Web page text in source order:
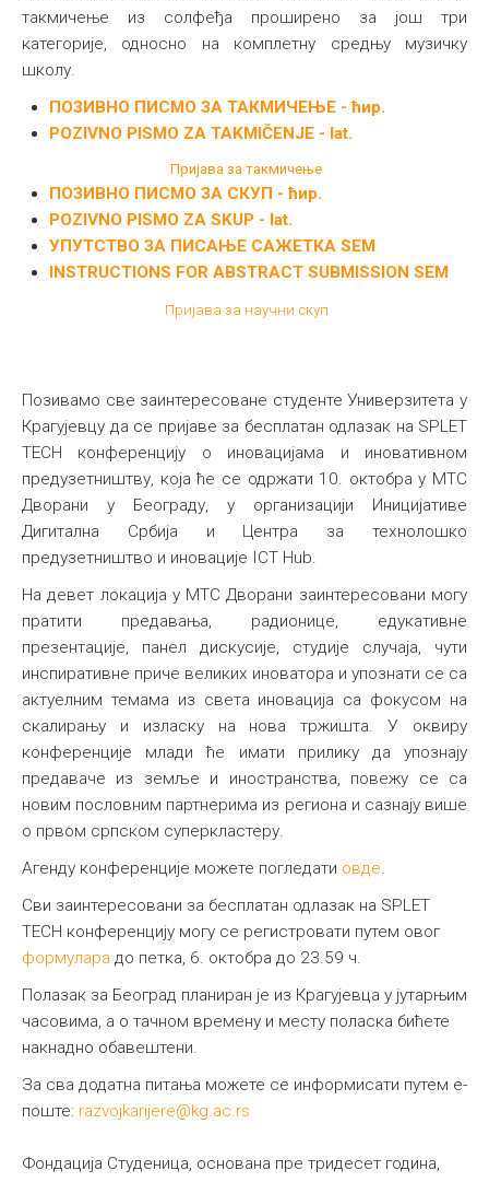
такмичење из солфеђа проширено за још три
категорије, односно на комплетну средњу музичку
школу.
ПОЗИВНО ПИСМО ЗА ТАКМИЧЕЊЕ - ћир.
POZIVNO PISMO ZA TAKMIČENJE - lat.
Пријава за такмичење
ПОЗИВНО ПИСМО ЗА СКУП - ћир.
POZIVNO PISMO ZA SKUP - lat.
УПУТСТВО ЗА ПИСАЊЕ САЖЕТКА SEM
INSTRUCTIONS FOR ABSTRACT SUBMISSION SEM
Пријава за научни скуп
Позивамо све заинтересоване студенте Универзитета у
Крагујевцу да се пријаве за бесплатан одлазак на SPLET
TECH конференцију о иновацијама и иновативном
предузетништву, која ће се одржати 10. октобра у МТС
Дворани у Београду, у организацији Иницијативе
Дигитална Србија и Центра за технолошко
предузетништво и иновације ICT Hub.
На девет локација у МТС Дворани заинтересовани могу
пратити предавања, радионице, едукативне
презентације, панел дискусије, студије случаја, чути
инспиративне приче великих иноватора и упознати се са
актуелним темама из света иновација са фокусом на
скалирању и изласку на нова тржишта. У оквиру
конференције млади ће имати прилику да упознају
предаваче из земље и иностранства, повежу се са
новим пословним партнерима из региона и сазнају више
о првом српском суперкластеру.
Агенду конференције можете погледати овде.
Сви заинтересовани за бесплатан одлазак на SPLET
TECH конференцију могу се регистровати путем овог
формулара до петка, 6. октобра до 23.59 ч.
Полазак за Београд планиран је из Крагујевца у јутарњим
часовима, а о тачном времену и месту поласка бићете
накнадно обавештени.
За сва додатна питања можете се информисати путем е-
поште: razvojkarijere@kg.ac.rs
Фондација Студеница, основана пре тридесет година,